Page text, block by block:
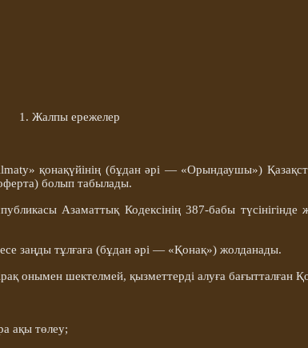
1. Жалпы ережелер
қонақүйінің (бұдан әрі — «Орындаушы»)
болып табылады.
Азаматтық Кодексінің 387-бабы
заңды тұлғаға (бұдан әрі — «Қонақ») жолданады.
онымен шектелмей, қызметтерді алуға бағытталған
ақы төлеу;